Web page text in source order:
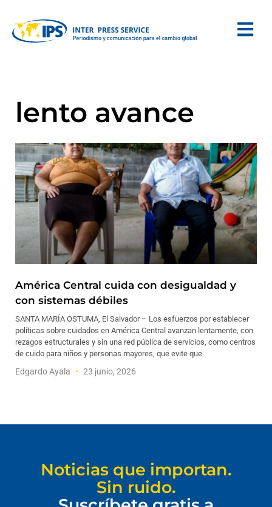
lento avance
América Central cuida con desigualdad y
con sistemas débiles
SANTA MARÍA OSTUMA, El Salvador – Los esfuerzos por establecer
políticas sobre cuidados en América Central avanzan lentamente, con
rezagos estructurales y sin una red pública de servicios, como centros
de cuido para niños y personas mayores, que evite que
Edgardo Ayala 23 junio, 2026
Noticias que importan.
Sin ruido.